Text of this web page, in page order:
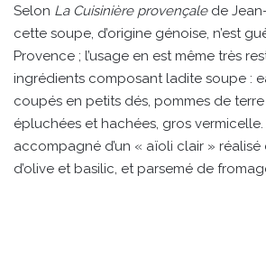
Selon La Cuisinière provençalede
cette soupe, d’origine génoise, n’est
Provence ; l’usage en est même très
ingrédients composant ladite soupe :
coupés en petits dés, pommes de
épluchées et hachées, gros
accompagné d’un « aïoli clair »
d’olive et basilic, et parsemé de